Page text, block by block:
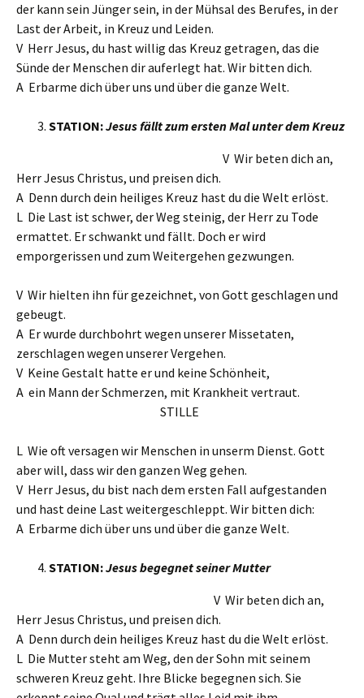
der kann sein Jünger sein, in der Mühsal des Berufes, in der
Last der Arbeit, in Kreuz und Leiden.
V Herr Jesus, du hast willig das Kreuz getragen, das die
Sünde der Menschen dir auferlegt hat. Wir bitten dich.
A Erbarme dich über uns und über die ganze Welt.
STATION:Jesus fällt zum ersten Mal unter dem Kreuz
V Wir beten dich an,
Herr Jesus Christus, und preisen dich.
A Denn durch dein heiliges Kreuz hast du die Welt erlöst.
L Die Last ist schwer, der Weg steinig, der Herr zu Tode
ermattet. Er schwankt und fällt. Doch er wird
emporgerissen und zum Weitergehen gezwungen.
V Wir hielten ihn für gezeichnet, von Gott geschlagen und
gebeugt.
A Er wurde durchbohrt wegen unserer Missetaten,
zerschlagen wegen unserer Vergehen.
V Keine Gestalt hatte er und keine Schönheit,
A ein Mann der Schmerzen, mit Krankheit vertraut.
STILLE
L Wie oft versagen wir Menschen in unserm Dienst. Gott
aber will, dass wir den ganzen Weg gehen.
V Herr Jesus, du bist nach dem ersten Fall aufgestanden
und hast deine Last weitergeschleppt. Wir bitten dich:
A Erbarme dich über uns und über die ganze Welt.
STATION:Jesus begegnet seiner Mutter
V Wir beten dich an,
Herr Jesus Christus, und preisen dich.
A Denn durch dein heiliges Kreuz hast du die Welt erlöst.
L Die Mutter steht am Weg, den der Sohn mit seinem
schweren Kreuz geht. Ihre Blicke begegnen sich. Sie